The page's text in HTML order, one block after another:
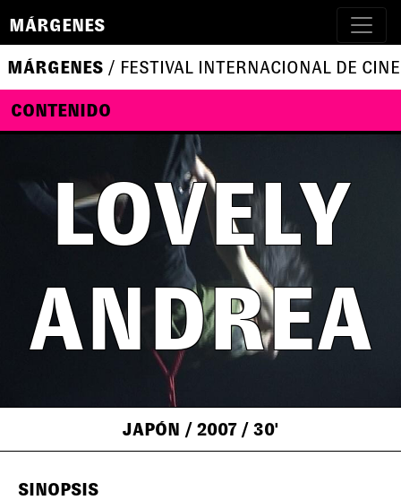
MÁRGENES
MÁRGENES / FESTIVAL INTERNACIONAL DE
CONTENIDO
LOVELY
ANDREA
JAPÓN / 2007 / 30'
SINOPSIS